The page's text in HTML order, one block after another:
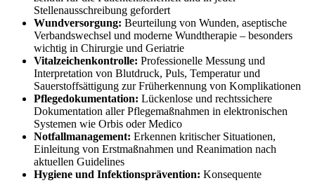
Stellenausschreibung gefordert
Wundversorgung: Beurteilung von Wunden, aseptische
Verbandswechsel und moderne Wundtherapie – besonders
wichtig in Chirurgie und Geriatrie
Vitalzeichenkontrolle: Professionelle Messung und
Interpretation von Blutdruck, Puls, Temperatur und
Sauerstoffsättigung zur Früherkennung von Komplikationen
Pflegedokumentation: Lückenlose und rechtssichere
Dokumentation aller Pflegemaßnahmen in elektronischen
Systemen wie Orbis oder Medico
Notfallmanagement: Erkennen kritischer Situationen,
Einleitung von Erstmaßnahmen und Reanimation nach
aktuellen Guidelines
Hygiene und Infektionsprävention: Konsequente